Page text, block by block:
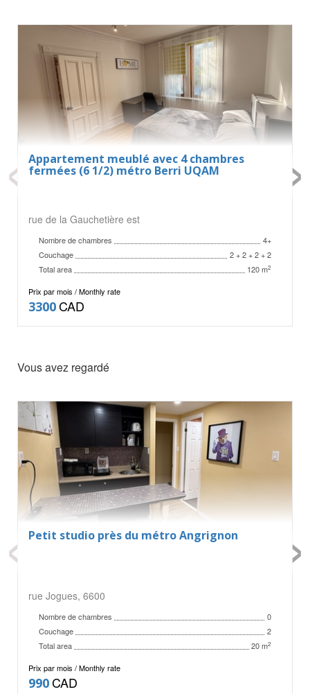
Appartement meublé avec 4 chambres
fermées (6 1/2) métro Berri UQAM
rue de la Gauchetière est
Nombre de chambres
4+
Couchage
2 + 2 + 2 + 2
Total area
120 m2
Prix par mois / Monthly rate
3300CAD
‹ ›
Vous avez regardé
Petit studio près du métro Angrignon
rue Jogues, 6600
Nombre de chambres
0
Couchage
2
Total area
20 m2
Prix par mois / Monthly rate
990CAD
‹ ›